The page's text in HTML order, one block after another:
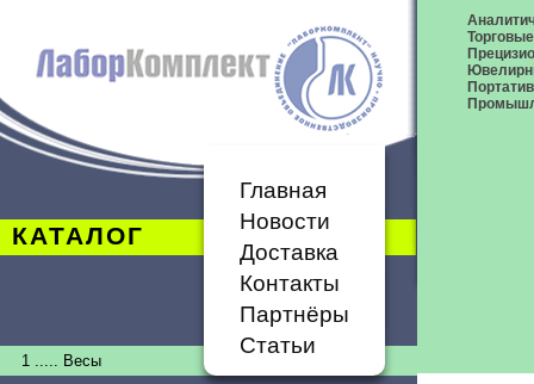
КАТАЛОГ
Главная
Новости
Доставка
Контакты
Партнёры
Статьи
1 ..... Весы